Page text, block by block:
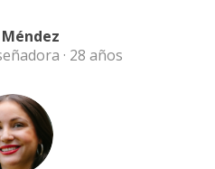
· 28 años